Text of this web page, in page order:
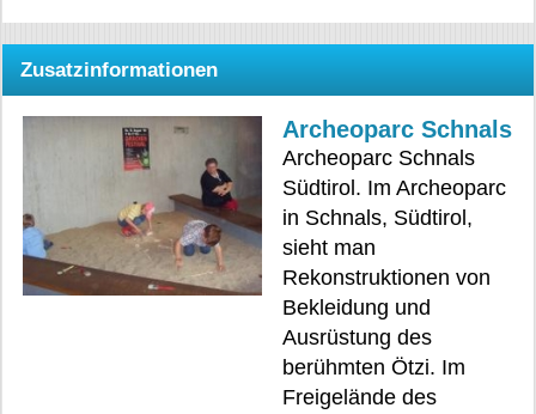
Zusatzinformationen
Archeoparc Schnals
Archeoparc Schnals
Südtirol. Im Archeoparc
in Schnals, Südtirol,
sieht man
Rekonstruktionen von
Bekleidung und
Ausrüstung des
berühmten Ötzi. Im
Freigelände des